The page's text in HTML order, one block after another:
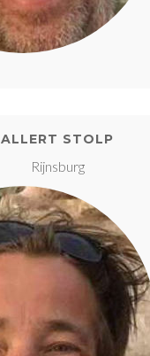
ALLERT STOLP
Rijnsburg